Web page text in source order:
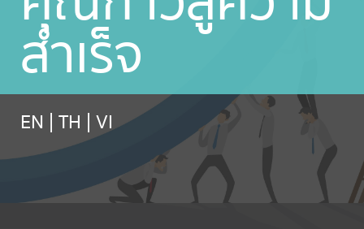
สำเร็จ
EN | TH | VI